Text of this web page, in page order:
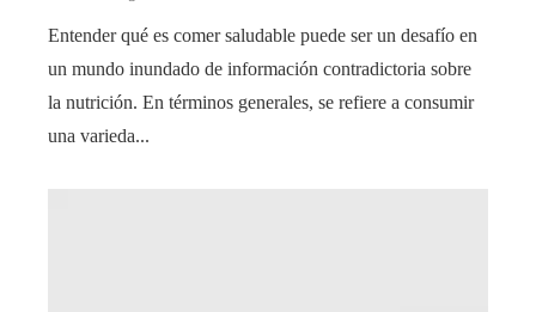
Entender qué es comer saludable puede ser un desafío en
un mundo inundado de información contradictoria sobre
la nutrición. En términos generales, se refiere a consumir
una varieda...